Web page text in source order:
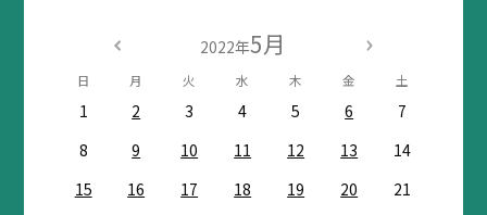
2022年5月
日 月 火 水 木 金 土
1 2 3 4 5 6
7
8
9 10 11 12 13
14
15
16 17 18 19 20
21